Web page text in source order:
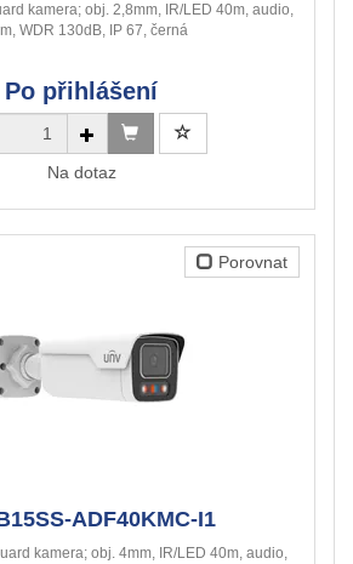
kamera; obj. 2,8mm, IR/LED 40m, audio,
WDR 130dB, IP 67, černá
Po přihlášení
Na dotaz
Porovnat
ADF40KMC-I1
kamera; obj. 4mm, IR/LED 40m, audio,